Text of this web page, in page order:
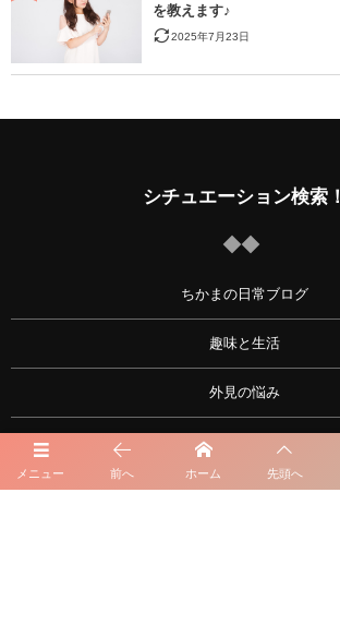
を教えます♪
2025年7月23日
メニュー 前へ ホーム 先頭へ
シチュエーション検索！
ちかまの日常ブログ
趣味と生活
外見の悩み
出会い